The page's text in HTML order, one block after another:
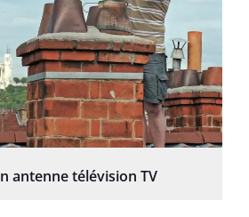
antenne télévision TV